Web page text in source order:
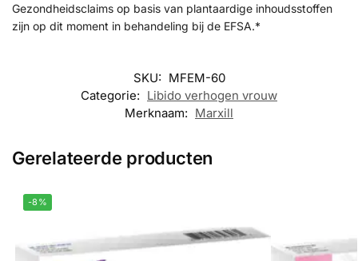
Gezondheidsclaims op basis van plantaardige inhoudsstoffen
zijn op dit moment in behandeling bij de EFSA.*
SKU: MFEM-60
Categorie: Libido verhogen vrouw
Merknaam: Marxill
Gerelateerde producten
-8%